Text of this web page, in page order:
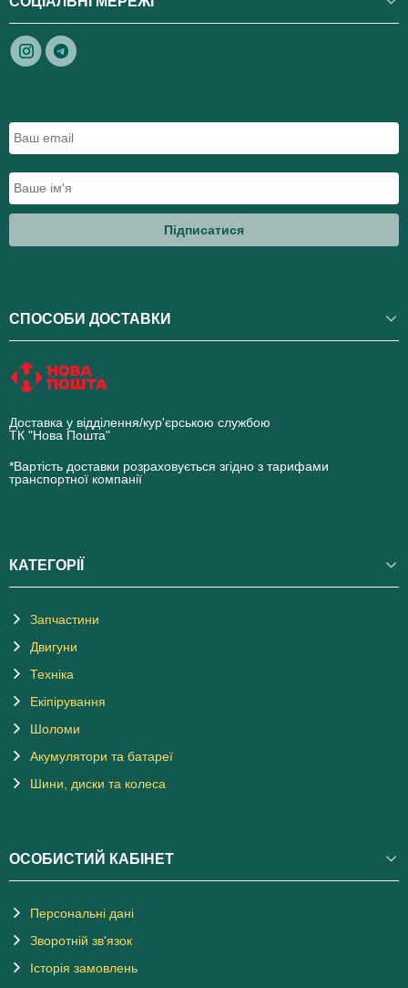
Підписатися
СПОСОБИ ДОСТАВКИ
Доставка у відділення/кур'єрською службою
ТК "Нова Пошта"
*Вартість доставки розраховується згідно з тарифами
транспортної компанії
КАТЕГОРІЇ
Запчастини
Двигуни
Техніка
Екіпірування
Шоломи
Акумулятори та батареї
Шини, диски та колеса
ОСОБИСТИЙ КАБІНЕТ
Персональні дані
Зворотній зв'язок
Історія замовлень